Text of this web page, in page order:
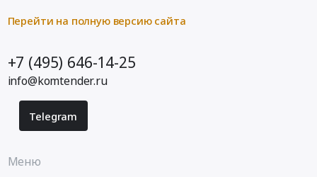
Перейти на полную версию сайта
+7 (495) 646-14-25
info@komtender.ru
Telegram
Меню